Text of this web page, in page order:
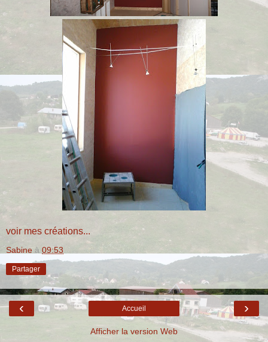
voir mes créations...
Sabine à 09:53
Partager
‹ ›
Accueil
Afficher la version Web